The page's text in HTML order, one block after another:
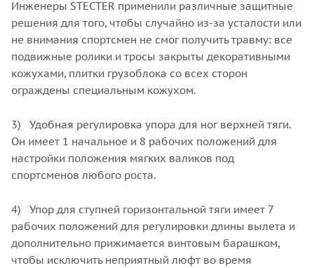
Инженеры STECTER применили различные защитные
решения для того, чтобы случайно из-за усталости или
не внимания спортсмен не смог получить травму: все
подвижные ролики и тросы закрыты декоративными
кожухами, плитки грузоблока со всех сторон
ограждены специальным кожухом.
3) Удобная регулировка упора для ног верхней тяги.
Он имеет 1 начальное и 8 рабочих положений для
настройки положения мягких валиков под
спортсменов любого роста.
4) Упор для ступней горизонтальной тяги имеет 7
рабочих положений для регулировки длины вылета и
дополнительно прижимается винтовым барашком,
чтобы исключить неприятный люфт во время